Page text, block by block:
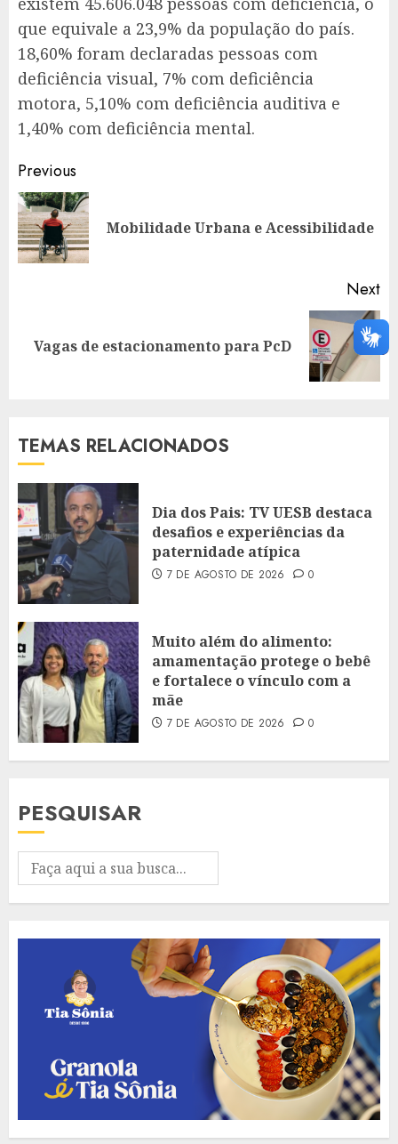
que equivale a 23,9% da população do país.
18,60% foram declaradas pessoas com
deficiência visual, 7% com deficiência
motora, 5,10% com deficiência auditiva e
1,40% com deficiência mental.
Post
navigation
Previous
Mobilidade Urbana e Acessibilidade
Next
Next
Vagas de estacionamento para PcD
TEMAS RELACIONADOS
Dia dos Pais: TV UESB destaca
desafios e experiências da
paternidade atípica
7 DE AGOSTO DE 2026 0
Muito além do alimento:
amamentação protege o bebê
e fortalece o vínculo com a
mãe
7 DE AGOSTO DE 2026 0
PESQUISAR